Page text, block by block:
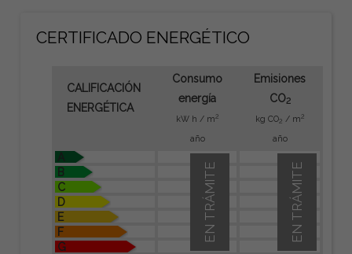
CERTIFICADO ENERGÉTICO
CALIFICACIÓN
ENERGÉTICA
Consumo
energía
kW h / m2
año
Emisiones
CO2
kg CO2 / m2
año
A
B
C
D
E
F
G
EN TRÁMITE
EN TRÁMITE